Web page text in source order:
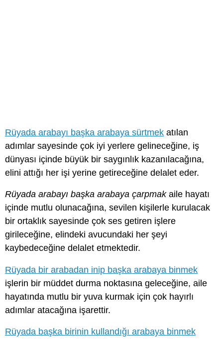
Rüyada arabayı başka arabaya sürtmek atılan
adımlar sayesinde çok iyi yerlere gelineceğine, iş
dünyası içinde büyük bir saygınlık kazanılacağına,
elini attığı her işi yerine getireceğine delalet eder.
Rüyada arabayı başka arabaya çarpmakaile hayatı
içinde mutlu olunacağına, sevilen kişilerle kurulacak
bir ortaklık sayesinde çok ses getiren işlere
girileceğine, elindeki avucundaki her şeyi
kaybedeceğine delalet etmektedir.
Rüyada bir arabadan inip başka arabaya binmek
işlerin bir müddet durma noktasına geleceğine, aile
hayatında mutlu bir yuva kurmak için çok hayırlı
adımlar atacağına işarettir.
Rüyada başka birinin kullandığı arabaya binmek